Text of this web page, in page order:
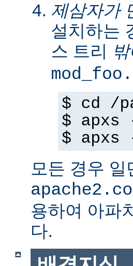
제삼자가
설치하는
스 트리
$ cd /
$ apxs
$ apxs
모든 경우
용하여 아파
다.